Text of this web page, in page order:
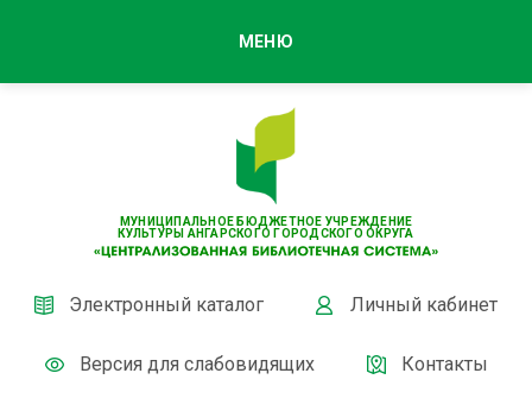
МУНИЦИПАЛЬНОЕ БЮДЖЕТНОЕ УЧРЕЖДЕНИЕ
КУЛЬТУРЫ АНГАРСКОГО ГОРОДСКОГО ОКРУГА
Электронный каталог Личный кабинет
Версия для слабовидящих Контакты
МЕНЮ